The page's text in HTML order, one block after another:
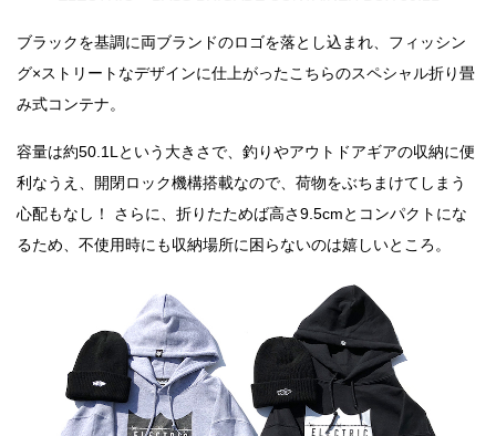
ブラックを基調に両ブランドのロゴを落とし込まれ、フィッシン
グ×ストリートなデザインに仕上がったこちらのスペシャル折り畳
み式コンテナ。
容量は約50.1Lという大きさで、釣りやアウトドアギアの収納に便
利なうえ、開閉ロック機構搭載なので、荷物をぶちまけてしまう
心配もなし！ さらに、折りたためば高さ9.5cmとコンパクトにな
るため、不使用時にも収納場所に困らないのは嬉しいところ。